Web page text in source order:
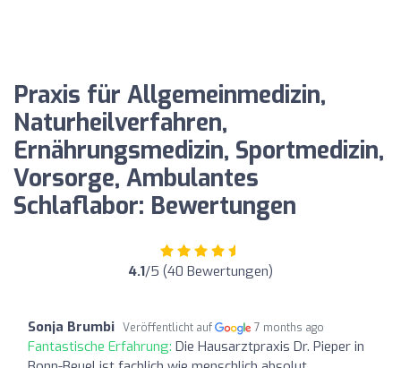
Praxis für Allgemeinmedizin,
Naturheilverfahren,
Ernährungsmedizin, Sportmedizin,
Vorsorge, Ambulantes
Schlaflabor: Bewertungen
4.1/5 (40 Bewertungen)
Sonja Brumbi Veröffentlicht auf 7 months ago
Fantastische Erfahrung: Die Hausarztpraxis Dr. Pieper in